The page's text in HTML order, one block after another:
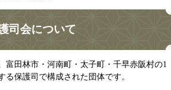
司会について
田林市・河南町・太子町・千早赤阪村の1
る保護司で構成された団体です。